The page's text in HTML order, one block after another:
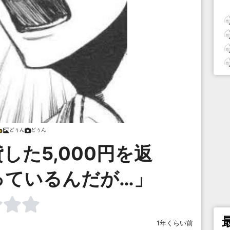
どぅん どぅん
した5,000円を返
いるんだが…」
1年くらい前